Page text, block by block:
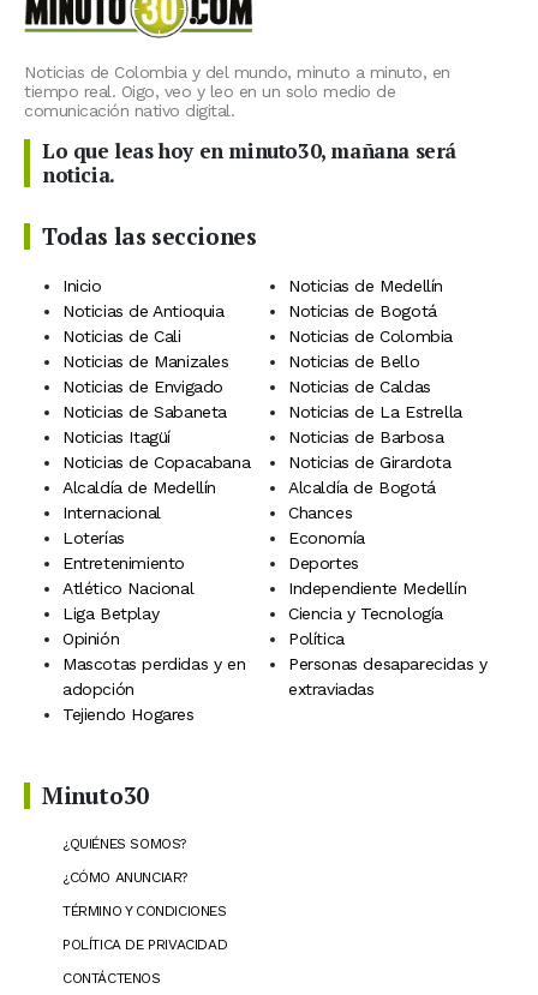
Noticias de Colombia y del mundo, minuto a minuto, en
tiempo real. Oigo, veo y leo en un solo medio de
comunicación nativo digital.
Lo que leas hoy en minuto30, mañana será
noticia.
Todas las secciones
Inicio
Noticias de Medellín
Noticias de Antioquia
Noticias de Bogotá
Noticias de Cali
Noticias de Colombia
Noticias de Manizales
Noticias de Bello
Noticias de Envigado
Noticias de Caldas
Noticias de Sabaneta
Noticias de La Estrella
Noticias Itagüí
Noticias de Barbosa
Noticias de Copacabana
Noticias de Girardota
Alcaldía de Medellín
Alcaldía de Bogotá
Internacional
Chances
Loterías
Economía
Entretenimiento
Deportes
Atlético Nacional
Independiente Medellín
Liga Betplay
Ciencia y Tecnología
Opinión
Política
Mascotas perdidas y en
adopción
Personas desaparecidas y
extraviadas
Tejiendo Hogares
Minuto30
¿QUIÉNES SOMOS?
¿CÓMO ANUNCIAR?
TÉRMINO Y CONDICIONES
POLÍTICA DE PRIVACIDAD
CONTÁCTENOS